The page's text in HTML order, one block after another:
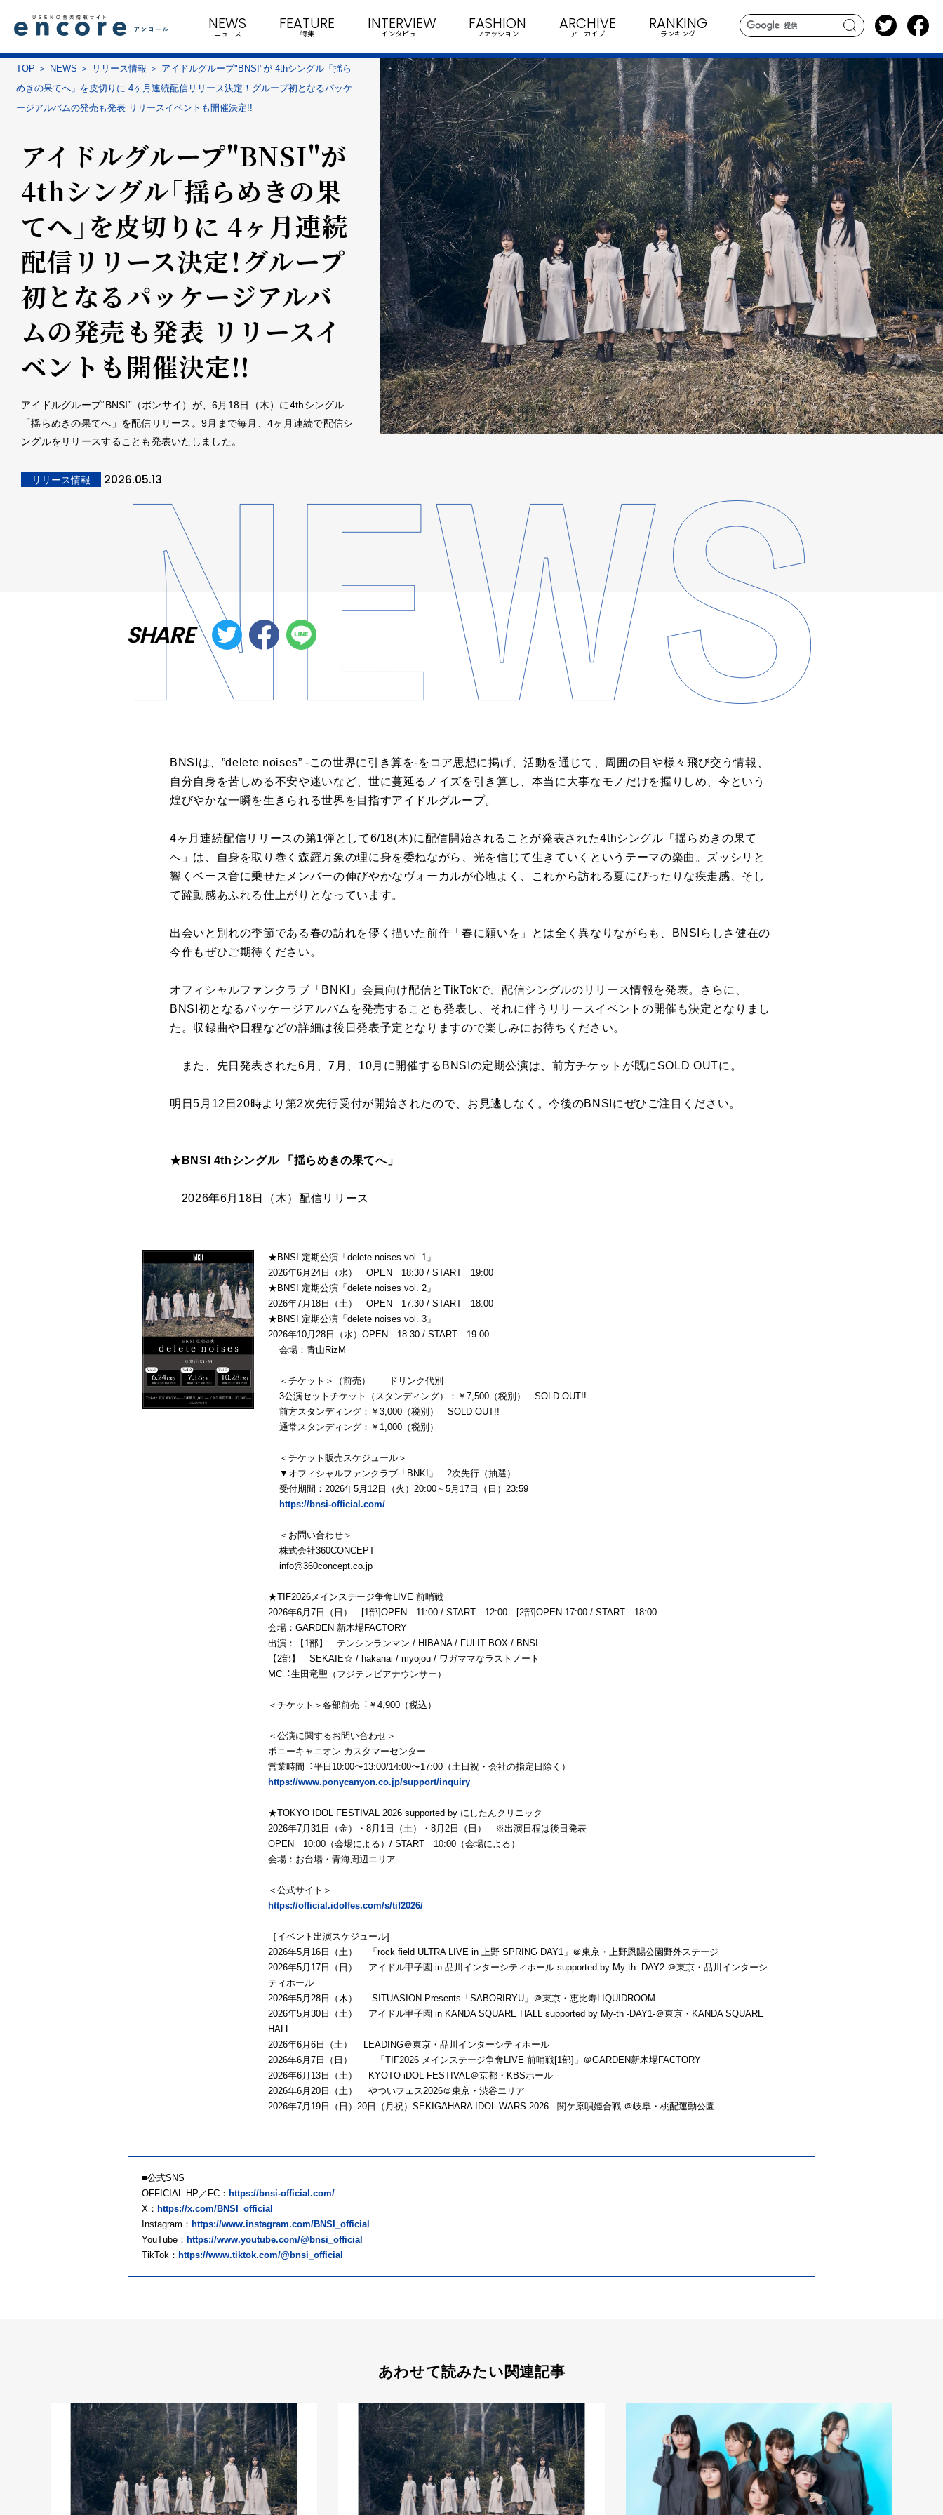
search
NEWS
ニュース
FEATURE
特集
INTERVIEW
インタビュー
FASHION
ファッション
ARCHIVE
アーカイブ
RANKING
ランキング
TOP NEWS リリース情報
アイドルグループ"BNSI"が 4thシングル「揺ら
めきの果てへ」を皮切りに 4ヶ月連続配信リリース決定！グループ初となるパッケ
ージアルバムの発売も発表 リリースイベントも開催決定!!
アイドルグループ"BNSI"が
4thシングル「揺らめきの果
てへ」を皮切りに 4ヶ月連続
配信リリース決定！グループ
初となるパッケージアルバ
ムの発売も発表 リリースイ
ベントも開催決定!!
アイドルグループ“BNSI”（ボンサイ）が、6月18日（木）に4thシングル
「揺らめきの果てへ」を配信リリース。9月まで毎月、4ヶ月連続で配信シ
ングルをリリースすることも発表いたしました。
リリース情報 2026.05.13
SHARE
BNSIは、”delete noises” -この世界に引き算を-をコア思想に掲げ、活動を通じて、周囲の目や様々飛び交う情報、
自分自身を苦しめる不安や迷いなど、世に蔓延るノイズを引き算し、本当に大事なモノだけを握りしめ、今という
煌びやかな一瞬を生きられる世界を目指すアイドルグループ。
4ヶ月連続配信リリースの第1弾として6/18(木)に配信開始されることが発表された4thシングル「揺らめきの果て
へ」は、自身を取り巻く森羅万象の理に身を委ねながら、光を信じて生きていくというテーマの楽曲。ズッシリと
響くベース音に乗せたメンバーの伸びやかなヴォーカルが心地よく、これから訪れる夏にぴったりな疾走感、そし
て躍動感あふれる仕上がりとなっています。
出会いと別れの季節である春の訪れを儚く描いた前作「春に願いを」とは全く異なりながらも、BNSIらしさ健在の
今作もぜひご期待ください。
オフィシャルファンクラブ「BNKI」会員向け配信とTikTokで、配信シングルのリリース情報を発表。さらに、
BNSI初となるパッケージアルバムを発売することも発表し、それに伴うリリースイベントの開催も決定となりまし
た。収録曲や日程などの詳細は後日発表予定となりますので楽しみにお待ちください。
また、先日発表された6月、7月、10月に開催するBNSIの定期公演は、前⽅チケットが既にSOLD OUTに。
明日5月12日20時より第2次先行受付が開始されたので、お見逃しなく。今後のBNSIにぜひご注目ください。
★BNSI 4thシングル 「揺らめきの果てへ」
2026年6月18日（木）配信リリース
★BNSI 定期公演「delete noises vol. 1」
2026年6月24日（水） OPEN 18:30 / START 19:00
★BNSI 定期公演「delete noises vol. 2」
2026年7月18日（土） OPEN 17:30 / START 18:00
★BNSI 定期公演「delete noises vol. 3」
2026年10月28日（水）OPEN 18:30 / START 19:00
会場：⻘⼭RizM
＜チケット＞（前売） ドリンク代別
3公演セットチケット（スタンディング）：￥7,500（税別） SOLD OUT!!
前⽅スタンディング：￥3,000（税別） SOLD OUT!!
通常スタンディング：￥1,000（税別）
＜チケット販売スケジュール＞
▼オフィシャルファンクラブ「BNKI」 2次先行（抽選）
受付期間：2026年5⽉12⽇（火）20:00～5⽉17⽇（日）23:59
https://bnsi-official.com/
＜お問い合わせ＞
株式会社360CONCEPT
info@360concept.co.jp
★TIF2026メインステージ争奪LIVE 前哨戦
2026年6⽉7⽇（⽇） [1部]OPEN 11:00 / START 12:00 [2部]OPEN 17:00 / START 18:00
会場：GARDEN 新⽊場FACTORY
出演：【1部】 テンシンランマン / HIBANA / FULIT BOX / BNSI
【2部】 SEKAIE☆ / hakanai / myojou / ワガママなラストノート
MC︓⽣⽥⻯聖（フジテレビアナウンサー）
＜チケット＞各部前売︓￥4,900（税込）
＜公演に関するお問い合わせ＞
ポニーキャニオン カスタマーセンター
営業時間︓平⽇10:00〜13:00/14:00〜17:00（⼟⽇祝・会社の指定⽇除く）
https://www.ponycanyon.co.jp/support/inquiry
★TOKYO IDOL FESTIVAL 2026 supported by にしたんクリニック
2026年7月31日（金）・8月1日（土）・8月2日（日） ※出演日程は後日発表
OPEN 10:00（会場による）/ START 10:00（会場による）
会場：お台場・青海周辺エリア
＜公式サイト＞
https://official.idolfes.com/s/tif2026/
［イベント出演スケジュール]
2026年5月16日（土） 「rock field ULTRA LIVE in 上野 SPRING DAY1」＠東京・上野恩賜公園野外ステージ
2026年5月17日（日） アイドル甲子園 in 品川インターシティホール supported by My-th -DAY2-＠東京・品川インターシ
ティホール
2026年5月28日（木） SITUASION Presents「SABORIRYU」＠東京・恵比寿LIQUIDROOM
2026年5月30日（土） アイドル甲子園 in KANDA SQUARE HALL supported by My-th -DAY1-＠東京・KANDA SQUARE
HALL
2026年6月6日（土） LEADING＠東京・品川インターシティホール
2026年6月7日（日） 「TIF2026 メインステージ争奪LIVE 前哨戦[1部]」＠GARDEN新木場FACTORY
2026年6月13日（土） KYOTO iDOL FESTIVAL＠京都・KBSホール
2026年6月20日（土） やついフェス2026＠東京・渋谷エリア
2026年7月19日（日）20日（月祝）SEKIGAHARA IDOL WARS 2026 - 関ケ原唄姫合戦-＠岐阜・桃配運動公園
■公式SNS
OFFICIAL HP／FC： https://bnsi-official.com/
X： https://x.com/BNSI_official
Instagram： https://www.instagram.com/BNSI_official
YouTube： https://www.youtube.com/@bnsi_official
TikTok： https://www.tiktok.com/@bnsi_official
あわせて読みたい関連記事